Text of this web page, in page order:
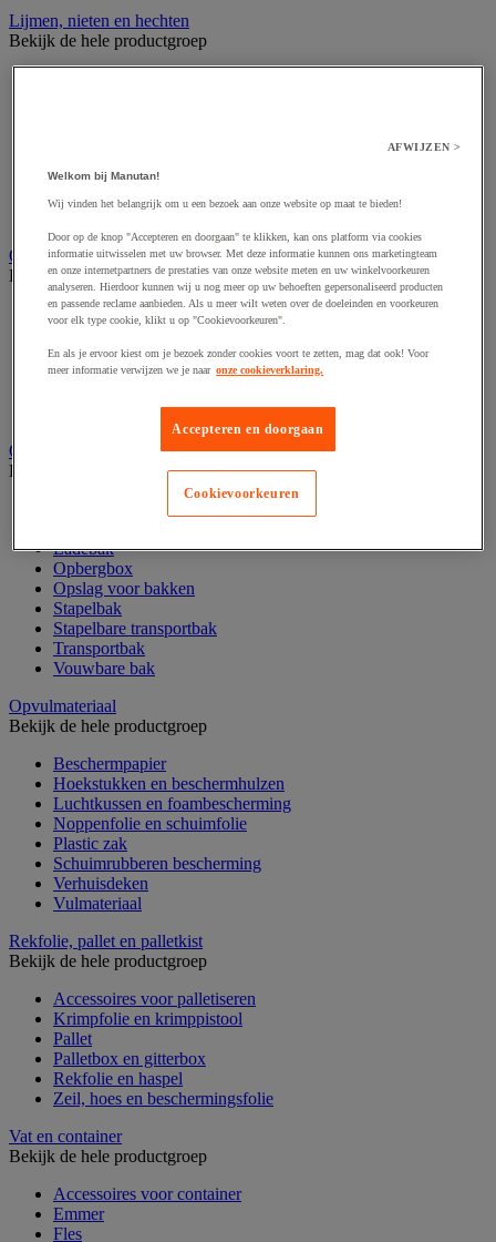
Lijmen, nieten en hechten
Bekijk de hele productgroep
Tape
Tapedispenser en tapesets
Omsnoeren
Bekijk de hele productgroep
Accessoires voor omsnoeren
Omsnoeringsbandhaspel
Omsnoeringsgereedschap
Zegel, gesp en klem voor omsnoeringsband
Opbergbox, vouwkrat en stapelbak
Bekijk de hele productgroep
Ladebak
Opbergbox
Opslag voor bakken
Stapelbak
Stapelbare transportbak
Transportbak
Vouwbare bak
Opvulmateriaal
Bekijk de hele productgroep
Beschermpapier
Hoekstukken en beschermhulzen
Luchtkussen en foambescherming
Noppenfolie en schuimfolie
Plastic zak
Schuimrubberen bescherming
Verhuisdeken
Vulmateriaal
Rekfolie, pallet en palletkist
Bekijk de hele productgroep
Accessoires voor palletiseren
Krimpfolie en krimppistool
Pallet
Palletbox en gitterbox
Rekfolie en haspel
Zeil, hoes en beschermingsfolie
Vat en container
Bekijk de hele productgroep
Accessoires voor container
Emmer
Fles
AFWIJZEN >
Welkom bij Manutan!
Wij vinden het belangrijk om u een bezoek aan onze website op maat te bieden!
Door op de knop "Accepteren en doorgaan" te klikken, kan ons platform via cookies
informatie uitwisselen met uw browser. Met deze informatie kunnen ons marketingteam
en onze internetpartners de prestaties van onze website meten en uw winkelvoorkeuren
analyseren. Hierdoor kunnen wij u nog meer op uw behoeften gepersonaliseerd producten
en passende reclame aanbieden. Als u meer wilt weten over de doeleinden en voorkeuren
voor elk type cookie, klikt u op "Cookievoorkeuren".
En als je ervoor kiest om je bezoek zonder cookies voort te zetten, mag dat ook! Voor
meer informatie verwijzen we je naar onze cookieverklaring.
Accepteren en doorgaan
Cookievoorkeuren